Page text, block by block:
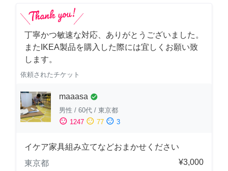
丁寧かつ敏速な対応、ありがとうございました。
またIKEA製品を購入した際には宜しくお願い致
します。
依頼されたチケット
maaasa check_circle
男性 / 60代 / 東京都
sentiment_satisfied 1247 sentiment_neutral 77 sentiment_dissatisfied 3
イケア家具組み立てなどおまかせください
東京都
¥3,000